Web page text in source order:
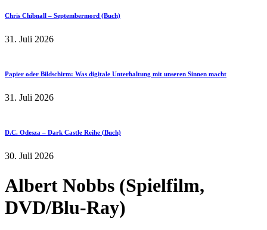
Chris Chibnall – Septembermord (Buch)
31. Juli 2026
Papier oder Bildschirm: Was digitale Unterhaltung mit unseren Sinnen macht
31. Juli 2026
D.C. Odesza – Dark Castle Reihe (Buch)
30. Juli 2026
Albert Nobbs (Spielfilm,
DVD/Blu-Ray)